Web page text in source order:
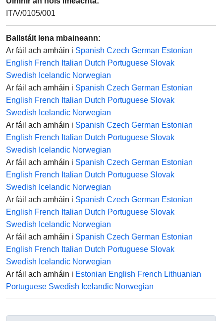
IT/V/0105/001
Ballstáit lena mbaineann:
Ar fáil ach amháin i Spanish Czech German Estonian
English French Italian Dutch Portuguese Slovak
Swedish Icelandic Norwegian
Ar fáil ach amháin i Spanish Czech German Estonian
English French Italian Dutch Portuguese Slovak
Swedish Icelandic Norwegian
Ar fáil ach amháin i Spanish Czech German Estonian
English French Italian Dutch Portuguese Slovak
Swedish Icelandic Norwegian
Ar fáil ach amháin i Spanish Czech German Estonian
English French Italian Dutch Portuguese Slovak
Swedish Icelandic Norwegian
Ar fáil ach amháin i Spanish Czech German Estonian
English French Italian Dutch Portuguese Slovak
Swedish Icelandic Norwegian
Ar fáil ach amháin i Spanish Czech German Estonian
English French Italian Dutch Portuguese Slovak
Swedish Icelandic Norwegian
Ar fáil ach amháin i Estonian English French Lithuanian
Portuguese Swedish Icelandic Norwegian